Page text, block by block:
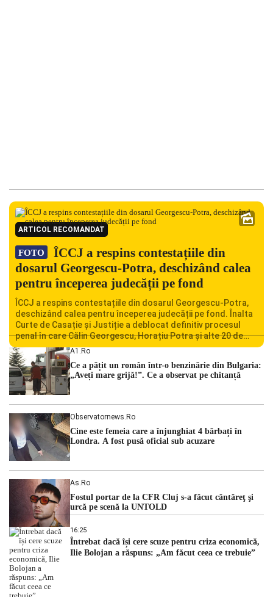
ARTICOL RECOMANDAT
FOTO
ÎCCJ a respins contestațiile din
dosarul Georgescu-Potra, deschizând calea
pentru începerea judecății pe fond
ÎCCJ a respins contestațiile din dosarul Georgescu-Potra,
deschizând calea pentru începerea judecății pe fond. Înalta
Curte de Casație și Justiție a deblocat definitiv procesul
penal în care Călin Georgescu, Horațiu Potra și alte 20 de
persoane sunt acuzați de acțiuni îndreptate împotriva
ordinii constituționale. În ședința din camera preliminară,
judecătorii de la instanța supremă au […]
A1.ro
Ce a pățit un român într-o benzinărie din Bulgaria:
„Aveți mare grijă!”. Ce a observat pe chitanță
Observatornews.ro
Cine este femeia care a înjunghiat 4 bărbați în
Londra. A fost pusă oficial sub acuzare
As.ro
Fostul portar de la CFR Cluj s-a făcut cântăreţ şi
urcă pe scenă la UNTOLD
16:25
Întrebat dacă își cere scuze pentru criza economică,
Ilie Bolojan a răspuns: „Am făcut ceea ce trebuie”